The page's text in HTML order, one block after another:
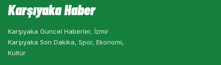
Karşıyaka Haber
Karşıyaka Güncel Haberler, İzmir
Karşıyaka Son Dakika, Spor, Ekonomi,
Kültür